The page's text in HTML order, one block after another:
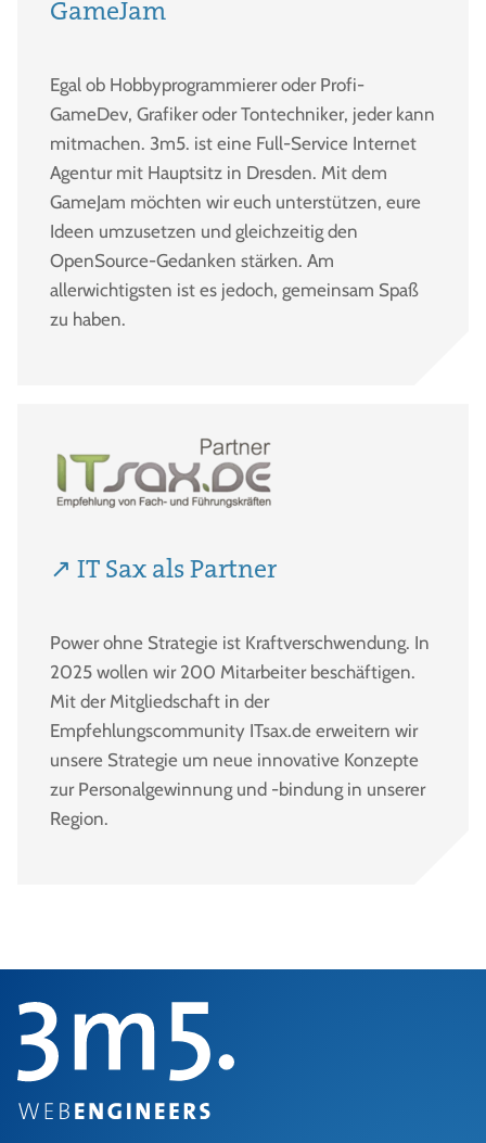
GameJam
Egal ob Hobbyprogrammierer oder Profi-
GameDev, Grafiker oder Tontechniker, jeder kann
mitmachen. 3m5. ist eine Full-Service Internet
Agentur mit Hauptsitz in Dresden. Mit dem
GameJam möchten wir euch unterstützen, eure
Ideen umzusetzen und gleichzeitig den
OpenSource-Gedanken stärken. Am
allerwichtigsten ist es jedoch, gemeinsam Spaß
zu haben.
↗ IT Sax als Partner
Power ohne Strategie ist Kraftverschwendung. In
2025 wollen wir 200 Mitarbeiter beschäftigen.
Mit der Mitgliedschaft in der
Empfehlungscommunity ITsax.de erweitern wir
unsere Strategie um neue innovative Konzepte
zur Personalgewinnung und -bindung in unserer
Region.